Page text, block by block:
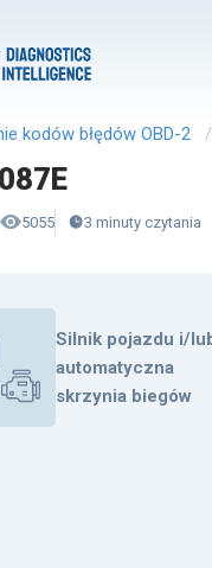
kodów błędów OBD-2
5055 3 minuty czytania
Silnik pojazdu i/
automatyczna
skrzynia biegów